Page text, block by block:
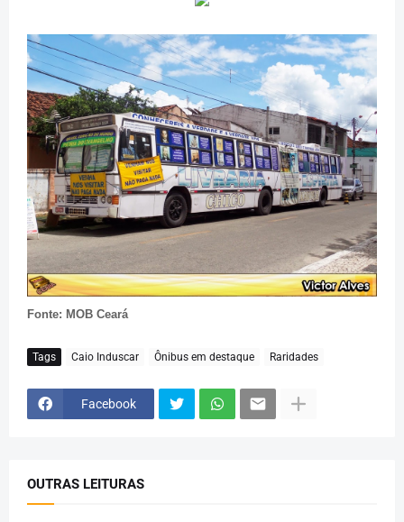
Fonte: MOB Ceará
Tags Caio Induscar Ônibus em destaque Raridades
Facebook
OUTRAS LEITURAS